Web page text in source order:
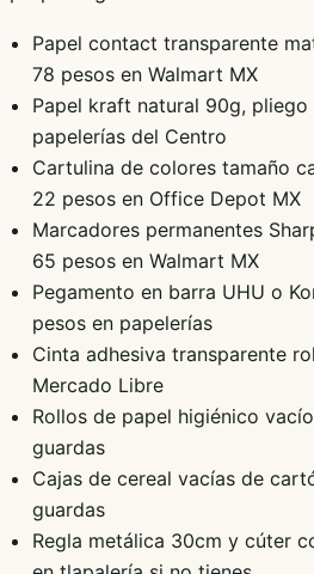
Papel contact transparente
78 pesos en Walmart MX
Papel kraft natural 90g,
papelerías del Centro
Cartulina de colores tamaño
22 pesos en Office Depot MX
Marcadores permanentes
65 pesos en Walmart MX
Pegamento en barra UHU o
pesos en papelerías
Cinta adhesiva transparente
Mercado Libre
Rollos de papel higiénico
guardas
Cajas de cereal vacías de
guardas
Regla metálica 30cm y cúter